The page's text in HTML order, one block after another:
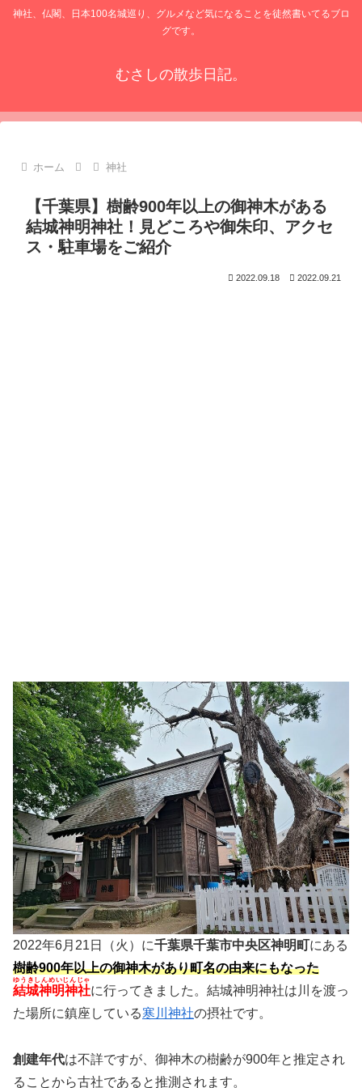
神社、仏閣、日本100名城巡り、グルメなど気になることを徒然書いてるブロ
グです。
むさしの散歩日記。
ホーム 神社
【千葉県】樹齢900年以上の御神木がある
結城神明神社！見どころや御朱印、アクセ
ス・駐車場をご紹介
2022.09.18 2022.09.21
2022年6月21日（火）に千葉県千葉市中央区神明町にある
樹齢900年以上の御神木があり町名の由来にもなった
結城神明神社
ゆうきしんめいじんじゃ
に行ってきました。結城神明神社は川を渡っ
た場所に鎮座している寒川神社の摂社です。
創建年代は不詳ですが、御神木の樹齢が900年と推定され
ることから古社であると推測されます。